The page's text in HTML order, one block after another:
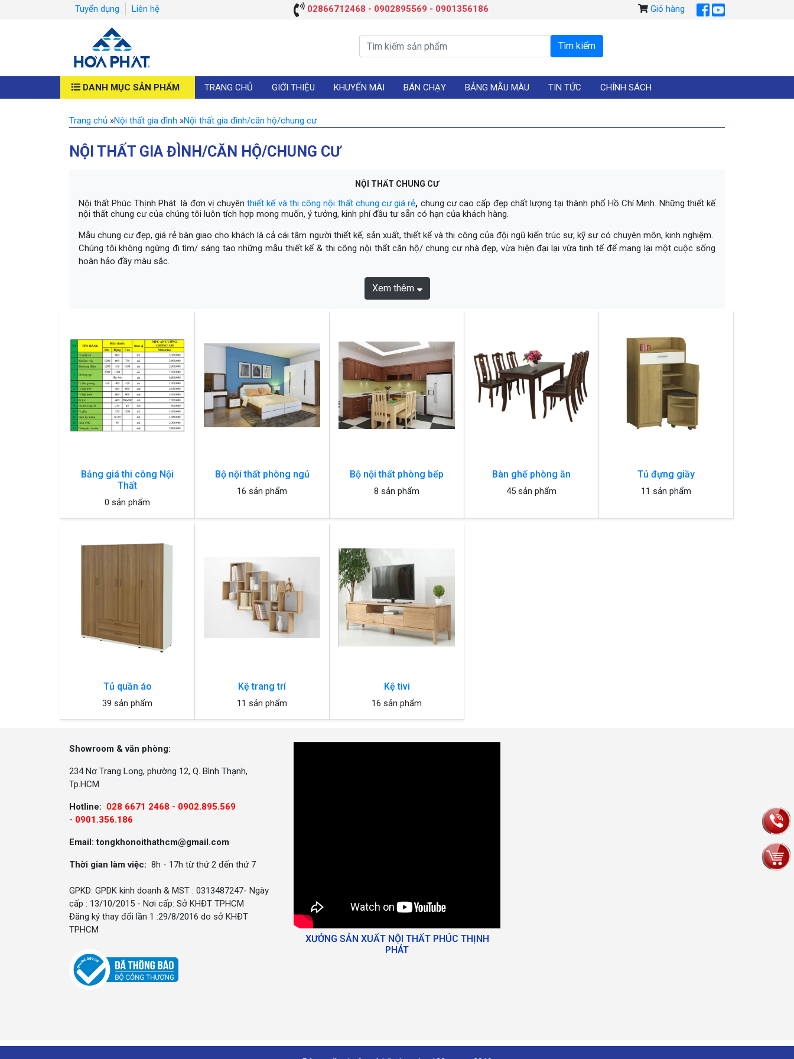
Tuyển dụng Liên hệ 02866712468 - 0902895569 - 0901356186 Giỏ hàng
DANH MỤC SẢN PHẨM TRANG CHỦ GIỚI THIỆU KHUYẾN MÃI BÁN CHẠY BẢNG MẪU MÀU TIN TỨC CHÍNH SÁCH
Trang chủ »Nội thất gia đình »Nội thất gia đình/căn hộ/chung cư
NỘI THẤT GIA ĐÌNH/CĂN HỘ/CHUNG CƯ
NỘI THẤT CHUNG CƯ
Nội thất Phúc Thịnh Phát là đơn vị chuyênthiết kế và thi công nội thất chung cư giá rẻ, chung cư cao cấp đẹp chất lượng tại thành phố Hồ Chí Minh. Những thiết kế
nội thất chung cư của chúng tôi luôn tích hợp mong muốn, ý tưởng, kinh phí đầu tư sẵn có hạn của khách hàng.
Mẫu chung cư đẹp, giá rẻ bàn giao cho khách là cả cái tâm người thiết kế, sản xuất, thiết kế và thi công của đội ngũ kiến trúc sư, kỹ sư có chuyên môn, kinh nghiệm.
Chúng tôi không ngừng đi tìm/ sáng tao những mẫu thiết kế & thi công nội thất căn hộ/ chung cư nhà đẹp, vừa hiện đại lại vừa tinh tế để mang lại một cuộc sống
hoàn hảo đầy màu sắc.
Xem thêm
Bảng giá thi công Nội
Thất
0 sản phẩm
Bộ nội thất phòng ngủ
16 sản phẩm
Bộ nội thất phòng bếp
8 sản phẩm
Bàn ghế phòng ăn
45 sản phẩm
Tủ đựng giầy
11 sản phẩm
Tủ quần áo
39 sản phẩm
Kệ trang trí
11 sản phẩm
Kệ tivi
16 sản phẩm
Showroom & văn phòng:
234 Nơ Trang Long, phường 12, Q. Bình Thạnh,
Tp.HCM
Hotline: 028 6671 2468 - 0902.895.569
- 0901.356.186
Email: tongkhonoithathcm@gmail.com
Thời gian làm việc: 8h - 17h từ thứ 2 đến thứ 7
GPKD: GPDK kinh doanh & MST : 0313487247- Ngày
cấp : 13/10/2015 - Nơi cấp: Sở KHĐT TPHCM
Đăng ký thay đổi lần 1 :29/8/2016 do sở KHĐT
TPHCM
XƯỞNG SẢN XUẤT NỘI THẤT PHÚC THỊNH
PHÁT